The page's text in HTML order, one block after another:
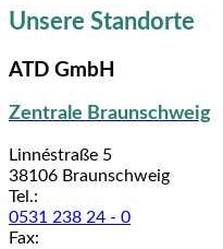
Unsere Standorte
ATD GmbH
Zentrale Braunschweig
Linnéstraße 5
38106 Braunschweig
Tel.:
0531 238 24 - 0
Fax: